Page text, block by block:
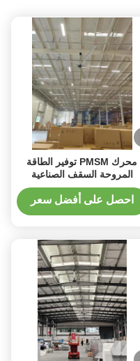
محرك PMSM توفير الطاقة
المروحة السقف الصناعية
الكبيرة مع التحكم الذكي
احصل على أفضل سعر